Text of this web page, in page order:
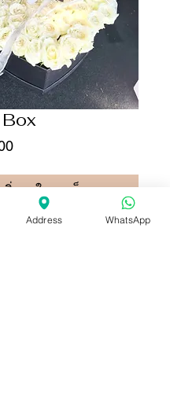
ราคา
พิ่มลงในรถเข็น
Address WhatsApp